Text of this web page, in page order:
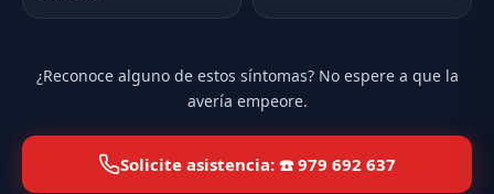
¿Reconoce alguno de estos síntomas? No espere a que la
avería empeore.
Solicite asistencia: ☎️ 979 692 637